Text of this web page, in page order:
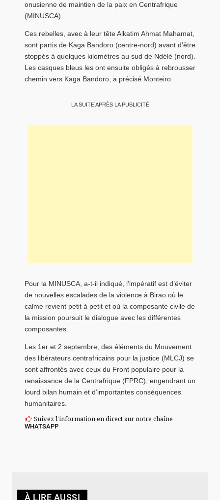
onusienne de maintien de la paix en Centrafrique
(MINUSCA).
Ces rebelles, avec à leur tête Alkatim Ahmat Mahamat,
sont partis de Kaga Bandoro (centre-nord) avant d’être
stoppés à quelques kilomètres au sud de Ndélé (nord).
Les casques bleus les ont ensuite obligés à rebrousser
chemin vers Kaga Bandoro, a précisé Monteiro.
LA SUITE APRÈS LA PUBLICITÉ
Pour la MINUSCA, a-t-il indiqué, l’impératif est d’éviter
de nouvelles escalades de la violence à Birao où le
calme revient petit à petit et où la composante civile de
la mission poursuit le dialogue avec les différentes
composantes.
Les 1er et 2 septembre, des éléments du Mouvement
des libérateurs centrafricains pour la justice (MLCJ) se
sont affrontés avec ceux du Front populaire pour la
renaissance de la Centrafrique (FPRC), engendrant un
lourd bilan humain et d’importantes conséquences
humanitaires.
Suivez l'information en direct sur notre chaîne
WHATSAPP
À LIRE AUSSI